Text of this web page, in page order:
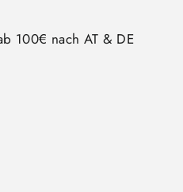
100€ nach AT & DE